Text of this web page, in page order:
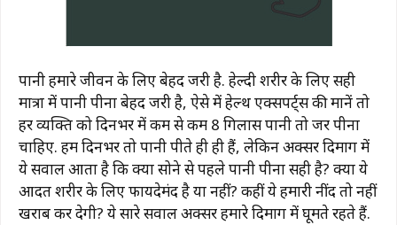
पानी हमारे जीवन के लिए बेहद जरूरी है. हेल्दी शरीर के लिए सही
मात्रा में पानी पीना बेहद जरूरी है, ऐसे में हेल्थ एक्सपर्ट्स की मानें तो
हर व्यक्ति को दिनभर में कम से कम 8 गिलास पानी तो जरूर पीना
चाहिए. हम दिनभर तो पानी पीते ही ही हैं, लेकिन अक्सर दिमाग में
ये सवाल आता है कि क्या सोने से पहले पानी पीना सही है? क्या ये
आदत शरीर के लिए फायदेमंद है या नहीं? कहीं ये हमारी नींद तो नहीं
खराब कर देगी? ये सारे सवाल अक्सर हमारे दिमाग में घूमते रहते हैं.